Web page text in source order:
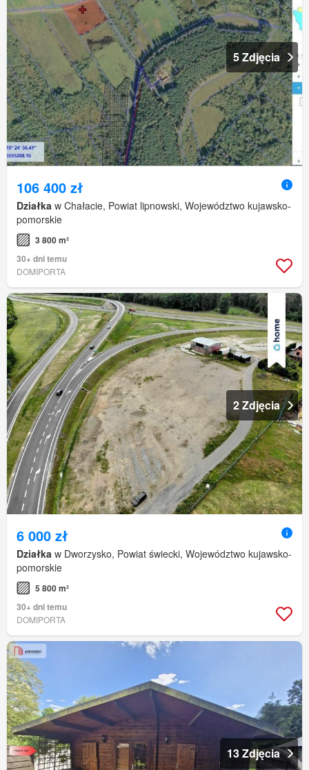
5 Zdjęcia
106 400 zł
Działka w Chałacie, Powiat lipnowski, Województwo kujawsko-
pomorskie
3 800 m²
30+ dni temu
DOMIPORTA
2 Zdjęcia
6 000 zł
Działka w Dworzysko, Powiat świecki, Województwo kujawsko-
pomorskie
5 800 m²
30+ dni temu
DOMIPORTA
13 Zdjęcia